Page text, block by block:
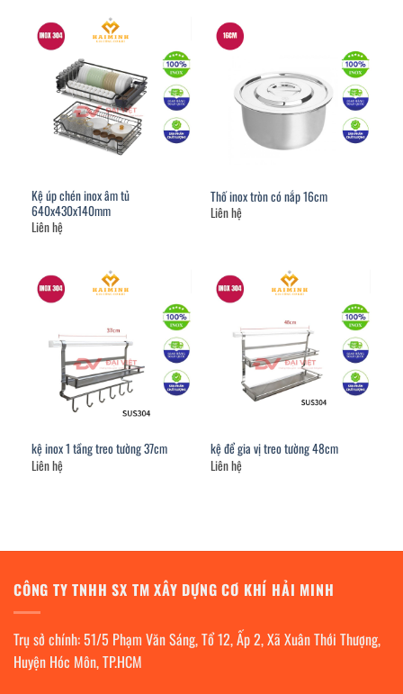
Kệ úp chén inox âm tủ
640x430x140mm
Liên hệ
Thố inox tròn có nắp 16cm
Liên hệ
kệ inox 1 tầng treo tường 37cm
Liên hệ
kệ để gia vị treo tường 48cm
Liên hệ
CÔNG TY TNHH SX TM XÂY DỰNG CƠ KHÍ HẢI MINH
Trụ sở chính: 51/5 Phạm Văn Sáng, Tổ 12, Ấp 2, Xã Xuân Thới Thượng,
Huyện Hóc Môn, TP.HCM